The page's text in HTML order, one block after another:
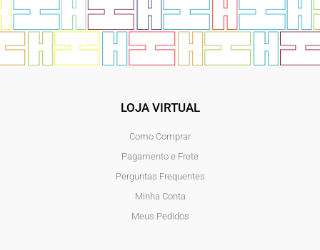
LOJA VIRTUAL
Como Comprar
Pagamento e Frete
Perguntas Frequentes
Minha Conta
Meus Pedidos